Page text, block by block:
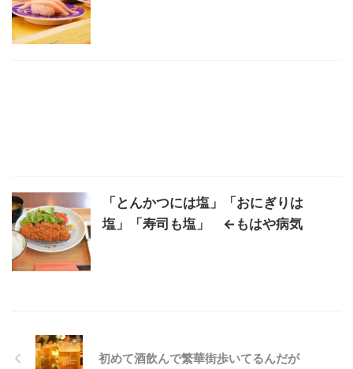
「とんかつには塩」「おにぎりは
塩」「寿司も塩」 ←もはや病気
初めて酒飲んで繁華街歩いてるんだが